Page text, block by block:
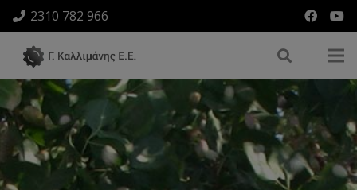
2310 782 966